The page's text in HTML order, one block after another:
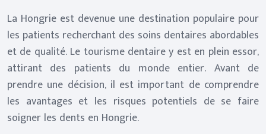
La Hongrie est devenue une destination populaire pour
les patients recherchant des soins dentaires abordables
et de qualité. Le tourisme dentaire y est en plein essor,
attirant des patients du monde entier. Avant de
prendre une décision, il est important de comprendre
les avantages et les risques potentiels de se faire
soigner les dents en Hongrie.